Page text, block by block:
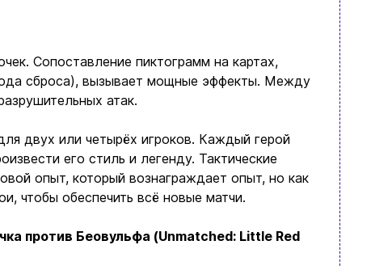
Сопоставление пиктограмм на картах,
сброса), вызывает мощные эффекты. Между
атак.
двух или четырёх игроков. Каждый герой
его стиль и легенду. Тактические
опыт, который вознаграждает опыт, но как
чтобы обеспечить всё новые матчи.
против Беовульфа (Unmatched: Little Red